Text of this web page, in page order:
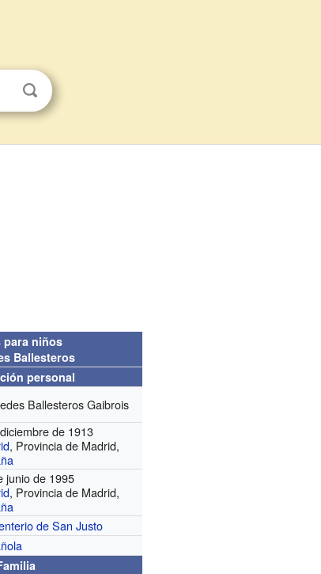
para niños
Ballesteros
personal
Ballesteros Gaibrois
de 1913
, Provincia de Madrid,
junio de 1995
, Provincia de Madrid,
de San Justo